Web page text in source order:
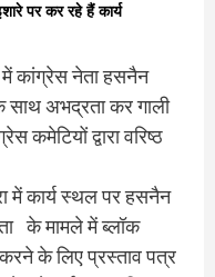
पर कर रहे हैं कार्य
में कांग्रेस नेता हसनैन
साथ अभद्रता कर गाली
द्वारा वरिष्ठ
में कार्य स्थल पर हसनैन
के मामले में ब्लॉक
करने के लिए प्रस्ताव पत्र